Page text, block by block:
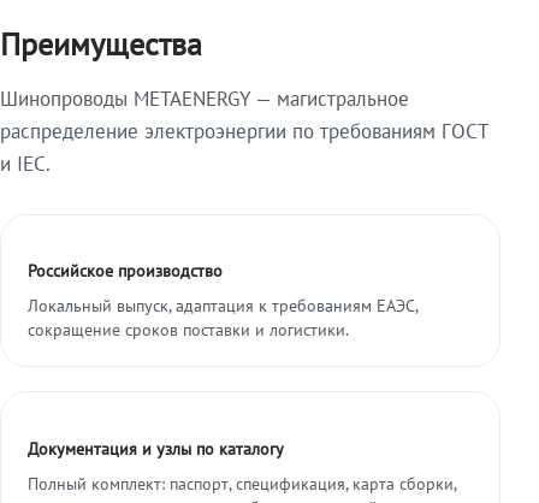
Преимущества
Шинопроводы METAENERGY — магистральное
распределение электроэнергии по требованиям ГОСТ
и IEC.
Российское производство
Локальный выпуск, адаптация к требованиям ЕАЭС,
сокращение сроков поставки и логистики.
Документация и узлы по каталогу
Полный комплект: паспорт, спецификация, карта сборки,